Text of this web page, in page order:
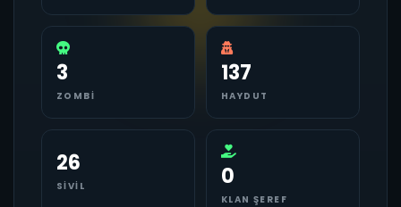
3
ZOMBI
137
HAYDUT
26
SIVIL 0
KLAN ŞEREF